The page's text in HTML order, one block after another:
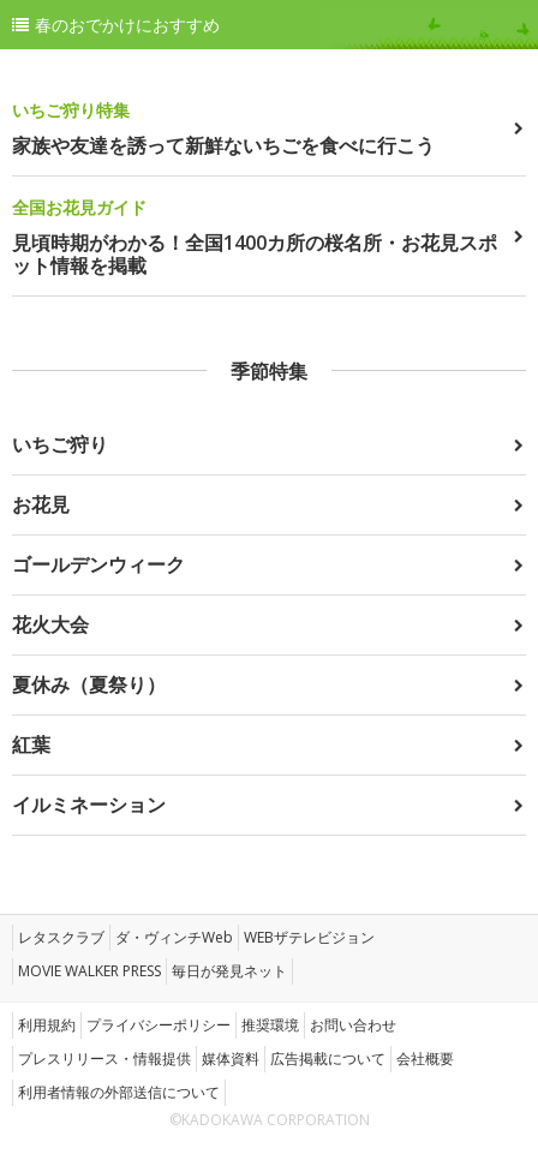
春のおでかけにおすすめ
いちご狩り特集
家族や友達を誘って新鮮ないちごを食べに行こう
全国お花見ガイド
見頃時期がわかる！全国1400カ所の桜名所・お花見スポ
ット情報を掲載
季節特集
いちご狩り
お花見
ゴールデンウィーク
花火大会
夏休み（夏祭り）
紅葉
イルミネーション
レタスクラブ ダ・ヴィンチWeb WEBザテレビジョン
MOVIE WALKER PRESS 毎日が発見ネット
利用規約 プライバシーポリシー 推奨環境 お問い合わせ
プレスリリース・情報提供 媒体資料 広告掲載について 会社概要
利用者情報の外部送信について
©KADOKAWA CORPORATION